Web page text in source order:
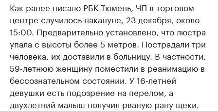
Как ранее писало РБК Тюмень, ЧП в торговом
центре случилось накануне, 23 декабря, около
15:00. Предварительно установлено, что люстра
упала с высоты более 5 метров. Пострадали три
человека, их доставили в больницу. В частности,
59-летнюю женщину поместили в реанимацию в
бессознательном состоянии. У 16-летней
девушки есть подозрение на перелом, а
двухлетний малыш получил рваную рану щеки.